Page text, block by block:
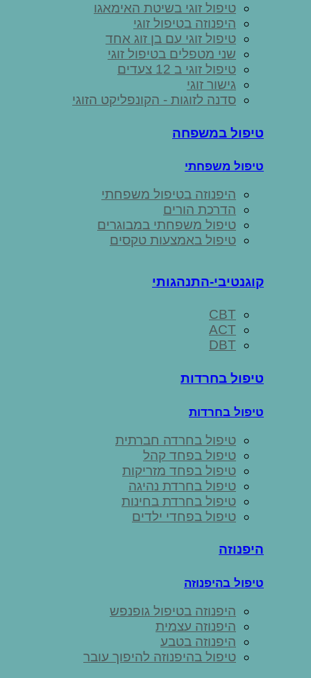
טיפול זוגי בשיטת האימאגו
היפנוזה בטיפול זוגי
טיפול זוגי עם בן זוג אחד
שני מטפלים בטיפול זוגי
טיפול זוגי ב 12 צעדים
גישור זוגי
סדנה לזוגות - הקונפליקט הזוגי
טיפול במשפחה
טיפול משפחתי
היפנוזה בטיפול משפחתי
הדרכת הורים
טיפול משפחתי במבוגרים
טיפול באמצעות טקסים
קוגנטיבי-התנהגותי
CBT
ACT
DBT
טיפול בחרדות
טיפול בחרדות
טיפול בחרדה חברתית
טיפול בפחד קהל
טיפול בפחד מזריקות
טיפול בחרדת נהיגה
טיפול בחרדת בחינות
טיפול בפחדי ילדים
היפנוזה
טיפול בהיפנוזה
היפנוזה בטיפול גופנפש
היפנוזה עצמית
היפנוזה בטבע
טיפול בהיפנוזה להיפוך עובר